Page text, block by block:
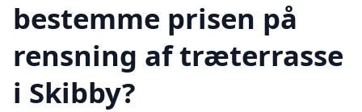
bestemme prisen på
rensning af træterrasse
i Skibby?